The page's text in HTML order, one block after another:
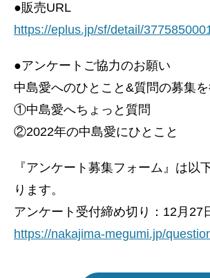
●販売URL
https://eplus.jp/sf/detail/
●アンケートご協力のお願い
中島愛へのひとこと&質問の募集を
①中島愛へちょっと質問
②2022年の中島愛にひとこと
『アンケート募集フォーム』は以
ります。
アンケート受付締め切り：12月27
https://nakajima-megumi.jp/